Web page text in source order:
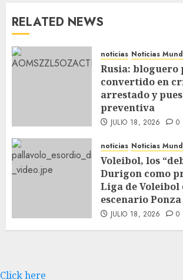
RELATED NEWS
noticias Noticias
Rusia:
convertido en
arrestado y
preventiva
JULIO 18, 2026 0
noticias Noticias
Voleibol, los
Durigon como
Liga de Voleibol
escenario Ponza
JULIO 18, 2026 0
Click here